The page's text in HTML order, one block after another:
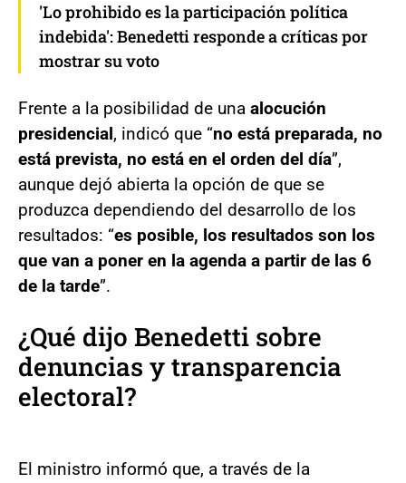
'Lo prohibido es la participación política
indebida': Benedetti responde a críticas por
mostrar su voto
Frente a la posibilidad de una alocución
presidencial, indicó que “no está preparada, no
está prevista, no está en el orden del día”,
aunque dejó abierta la opción de que se
produzca dependiendo del desarrollo de los
resultados: “es posible, los resultados son los
que van a poner en la agenda a partir de las 6
de la tarde”.
¿Qué dijo Benedetti sobre
denuncias y transparencia
electoral?
El ministro informó que, a través de la